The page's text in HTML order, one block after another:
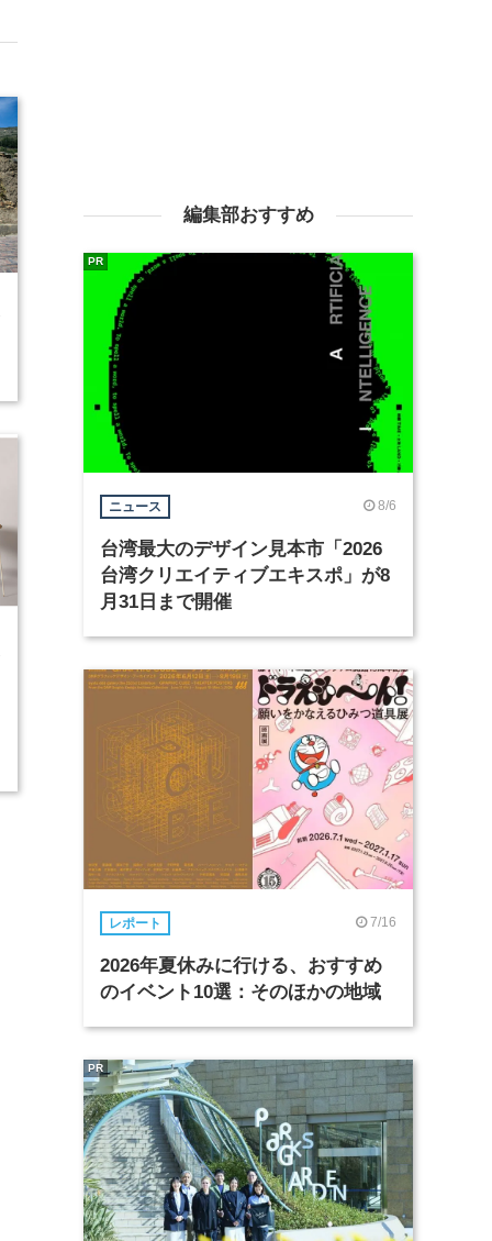
編集部おすすめ
ニュース 8/6
台湾最大のデザイン見本市「2026
台湾クリエイティブエキスポ」が8
月31日まで開催
PR
レポート 7/16
2026年夏休みに行ける、おすすめ
のイベント10選：そのほかの地域
PR